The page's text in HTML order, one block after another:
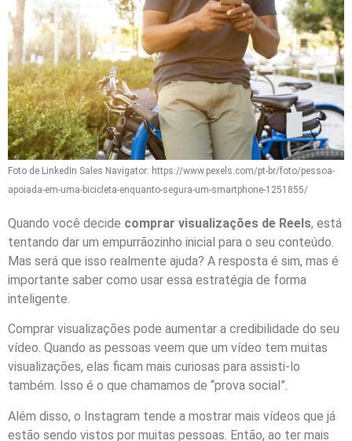
Foto de LinkedIn Sales Navigator: https://www.pexels.com/pt-br/foto/pessoa-
apoiada-em-uma-bicicleta-enquanto-segura-um-smartphone-1251855/
Quando você decide comprar visualizações de Reels, está
tentando dar um empurrãozinho inicial para o seu conteúdo.
Mas será que isso realmente ajuda? A resposta é sim, mas é
importante saber como usar essa estratégia de forma
inteligente.
Comprar visualizações pode aumentar a credibilidade do seu
vídeo. Quando as pessoas veem que um vídeo tem muitas
visualizações, elas ficam mais curiosas para assisti-lo
também. Isso é o que chamamos de “prova social”.
Além disso, o Instagram tende a mostrar mais vídeos que já
estão sendo vistos por muitas pessoas. Então, ao ter mais